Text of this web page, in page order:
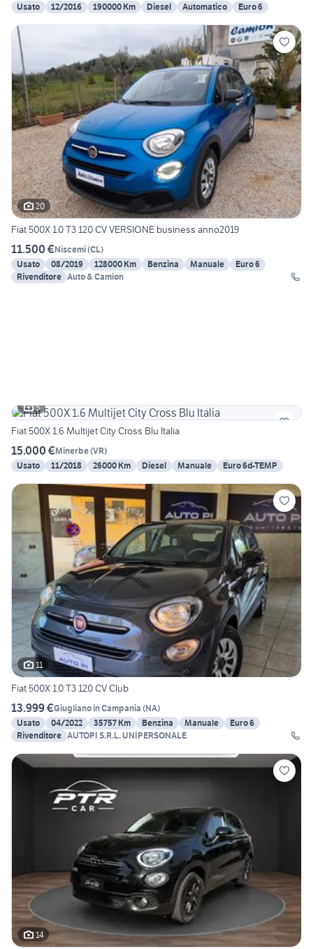
Usato 12/2016 190000 Km Diesel Automatico Euro 6
20
Fiat 500X 1.0 T3 120 CV VERSIONE business anno2019
11.500 €Niscemi(CL)
Usato
08/2019 128000 Km Benzina Manuale
Euro 6
Rivenditore Auto & Camion
5
Fiat 500X 1.6 Multijet City Cross Blu Italia
15.000 €Minerbe(VR)
Usato
11/2018 26000 Km Diesel Manuale Euro 6d-TEMP
11
Fiat 500X 1.0 T3 120 CV Club
13.999 €Giugliano in Campania (NA)
Usato
04/2022 35757 Km Benzina Manuale
Euro 6
Rivenditore AUTOPI S.R.L. UNIPERSONALE
14